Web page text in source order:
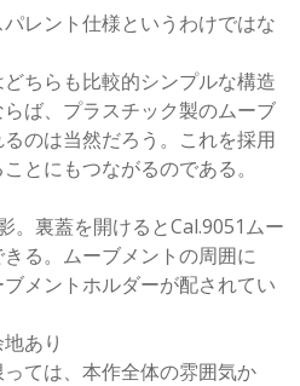
レント仕様というわけではな
ちらも比較的シンプルな構造
ば、プラスチック製のムーブ
のは当然だろう。これを採用
とにもつながるのである。
。裏蓋を開けるとCal.9051ムー
る。ムーブメントの周囲に
メントホルダーが配されてい
あり
ては、本作全体の雰囲気か